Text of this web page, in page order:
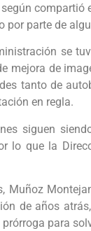
por parte de
se
mejora de
tanto de
en regla.
siguen
lo que la
Muñoz
de años
para